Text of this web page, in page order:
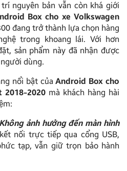
nguyên bản vẫn còn khá giới
Box cho xe Volkswagen
đang trở thành lựa chọn hàng
trong khoang lái. Với hơn
sản phẩm này đã nhận được
dùng.
nổi bật củaAndroid Box cho
2018-2020 mà khách hàng hài
ảnh hưởng đến màn hình
nối trực tiếp qua cổng USB,
tạp, vẫn giữ trọn bảo hành